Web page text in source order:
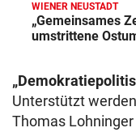
WIENER NEUSTADT
„Gemeinsames
umstrittene
Unterstützt
Thomas